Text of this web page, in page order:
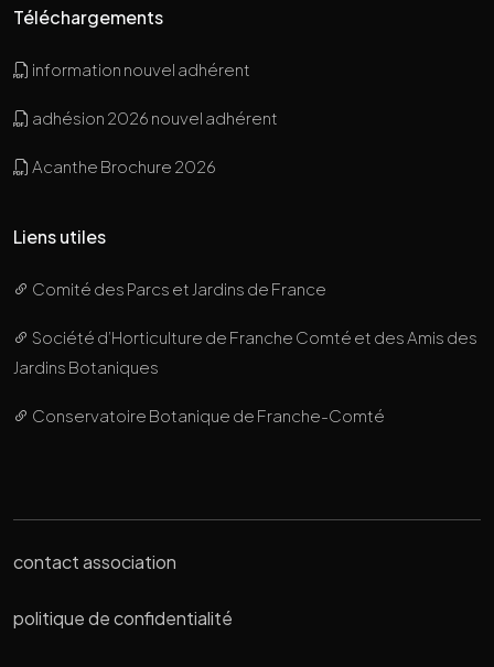
Téléchargements
information nouvel adhérent
adhésion 2026 nouvel adhérent
Acanthe Brochure 2026
Liens utiles
Comité des Parcs et Jardins de France
Société d’Horticulture de Franche Comté et des Amis des
Jardins Botaniques
Conservatoire Botanique de Franche-Comté
contact association
politique de confidentialité